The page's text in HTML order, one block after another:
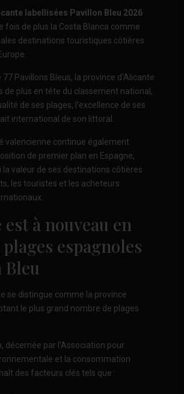
labellisées Pavillon Bleu 2026
fois de plus la Costa Blanca comme
destinations touristiques côtières
Pavillons Bleus, la province d'Alicante
de plus en tête du classement national,
de ses plages, l'excellence de ses
international de son littoral.
valencienne continue également
de premier plan en Espagne,
valeur de ses destinations côtières
les touristes et les acheteurs
à nouveau en
espagnoles
se distingue comme la province
le plus grand nombre de plages
décernée par l'Association pour
et la consommation
des facteurs clés tels que :